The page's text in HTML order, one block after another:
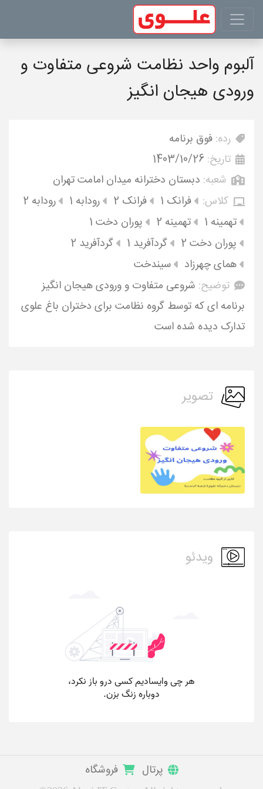
آلبوم واحد نظامت شروعی متفاوت و
ورودی هیجان انگیز
رده: فوق برنامه
تاریخ: 1403/10/26
شعبه: دبستان دخترانه میدان امامت تهران
کلاس:
فرانک 1 فرانک 2 رودابه 1
رودابه 2
تهمینه 1
تهمینه 2
پوران دخت 1
پوران دخت 2
گردآفرید 1
گردآفرید 2
همای چهرزاد
سیندخت
توضیح: شروعی متفاوت و ورودی هیجان انگیز
برنامه ای که توسط گروه نظامت برای دختران باغ علوی
تدارک دیده شده است
تصویر
ویدئو
پرتال فروشگاه